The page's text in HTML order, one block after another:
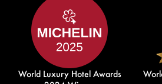
World Luxury Hotel Awards